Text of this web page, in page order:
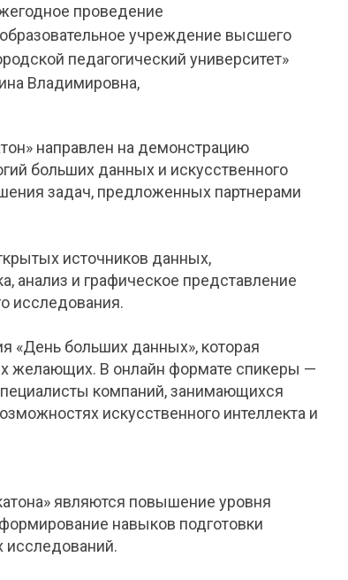
проведение
учреждение высшего
педагогический университет»
Владимировна,
направлен на демонстрацию
больших данных и искусственного
задач, предложенных партнерами
источников данных,
анализ и графическое представление
исследования.
«День больших данных», которая
желающих. В онлайн формате спикеры —
компаний, занимающихся
искусственного интеллекта и
являются повышение уровня
навыков подготовки
исследований.